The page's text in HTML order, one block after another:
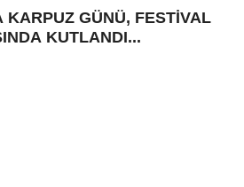
KARPUZ GÜNÜ, FESTİVAL
KUTLANDI...